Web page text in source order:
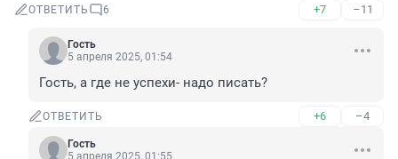
ОТВЕТИТЬ 6 +7 –11
Гость
5 апреля 2025, 01:54
Гость, а где не успехи- надо писать?
ОТВЕТИТЬ +6 –4
Гость
5 апреля 2025, 01:55